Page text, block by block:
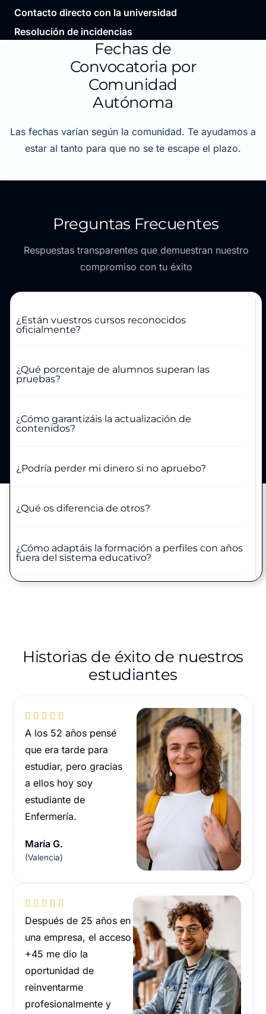
Contacto directo con la universidad
Resolución de incidencias
Fechas de
Convocatoria por
Comunidad
Autónoma
Las fechas varían según la comunidad. Te ayudamos a
estar al tanto para que no se te escape el plazo.
Preguntas Frecuentes
Respuestas transparentes que demuestran nuestro
compromiso con tu éxito
¿Están vuestros cursos reconocidos
oficialmente?
¿Qué porcentaje de alumnos superan las
pruebas?
¿Cómo garantizáis la actualización de
contenidos?
¿Podría perder mi dinero si no apruebo?
¿Qué os diferencia de otros?
¿Cómo adaptáis la formación a perfiles con años
fuera del sistema educativo?
Historias de éxito de nuestros
estudiantes
    
A los 52 años pensé
que era tarde para
estudiar, pero gracias
a ellos hoy soy
estudiante de
Enfermería.
María G.
(Valencia)
    
Después de 25 años en
una empresa, el acceso
+45 me dio la
oportunidad de
reinventarme
profesionalmente y